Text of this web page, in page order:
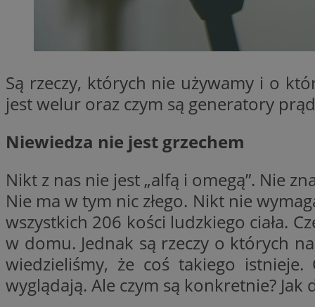
Są rzeczy, których nie używamy i o
jest welur oraz czym są generatory
Niewiedza nie jest grzechem
Nikt z nas nie jest „alfą i omegą”. Nie
Nie ma w tym nic złego. Nikt nie
wszystkich 206 kości ludzkiego ciała.
w domu. Jednak są rzeczy o których
wiedzieliśmy, że coś takiego
wyglądają. Ale czym są konkretnie?
MvSessID
CookieScriptConsent